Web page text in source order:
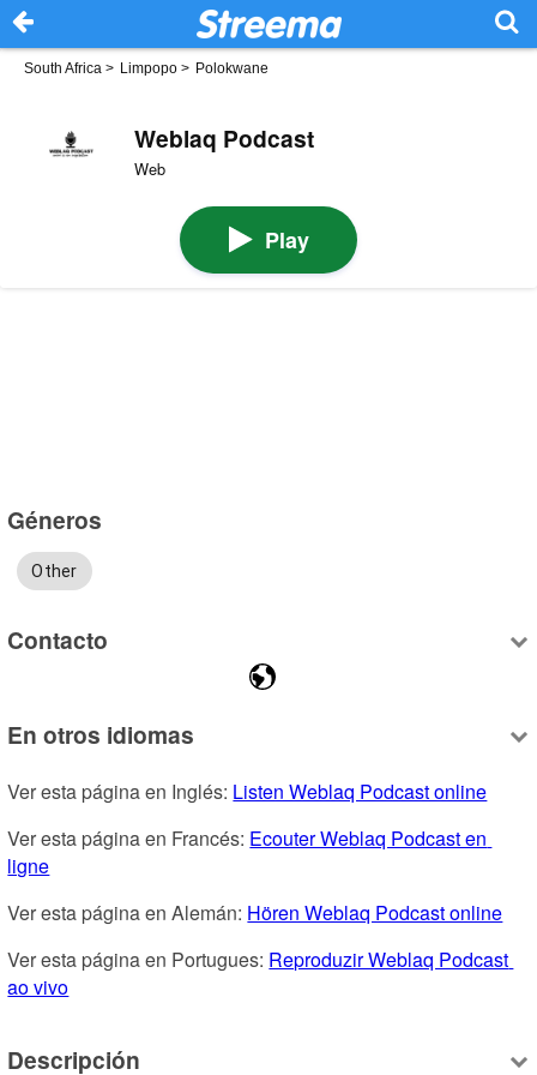
South Africa > Limpopo > Polokwane
Weblaq Podcast
Web
Play
Géneros
Other
Contacto
En otros idiomas
Ver esta página en Inglés: Listen Weblaq Podcast online
Ver esta página en Francés: Ecouter Weblaq Podcast en
ligne
Ver esta página en Alemán: Hören Weblaq Podcast online
Ver esta página en Portugues: Reproduzir Weblaq Podcast
ao vivo
Descripción